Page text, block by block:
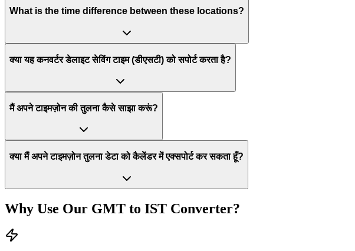
What is the time difference between these locations?
क्या यह कनवर्टर डेलाइट सेविंग टाइम (डीएसटी) को सपोर्ट करता है?
मैं अपने टाइमज़ोन की तुलना कैसे साझा करूं?
क्या मैं अपने टाइमज़ोन तुलना डेटा को कैलेंडर में एक्सपोर्ट कर सकता हूँ?
Why Use Our GMT to IST Converter?